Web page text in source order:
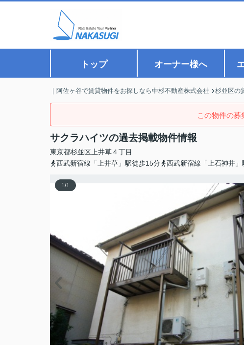
トップ オーナー様へ
｜阿佐ヶ谷で賃貸物件をお探しなら中杉不動産株式会社 杉並区の
この物件の募
サクラハイツの過去掲載物件情報
東京都杉並区 上井草４丁目
西武新宿線「上井草」駅徒歩15分
西武新宿線「上石神井
1/1